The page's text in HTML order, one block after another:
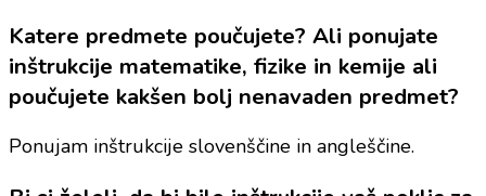
Katere predmete poučujete? Ali ponujate
inštrukcije matematike, fizike in kemije ali
poučujete kakšen bolj nenavaden predmet?
Ponujam inštrukcije slovenščine in angleščine.